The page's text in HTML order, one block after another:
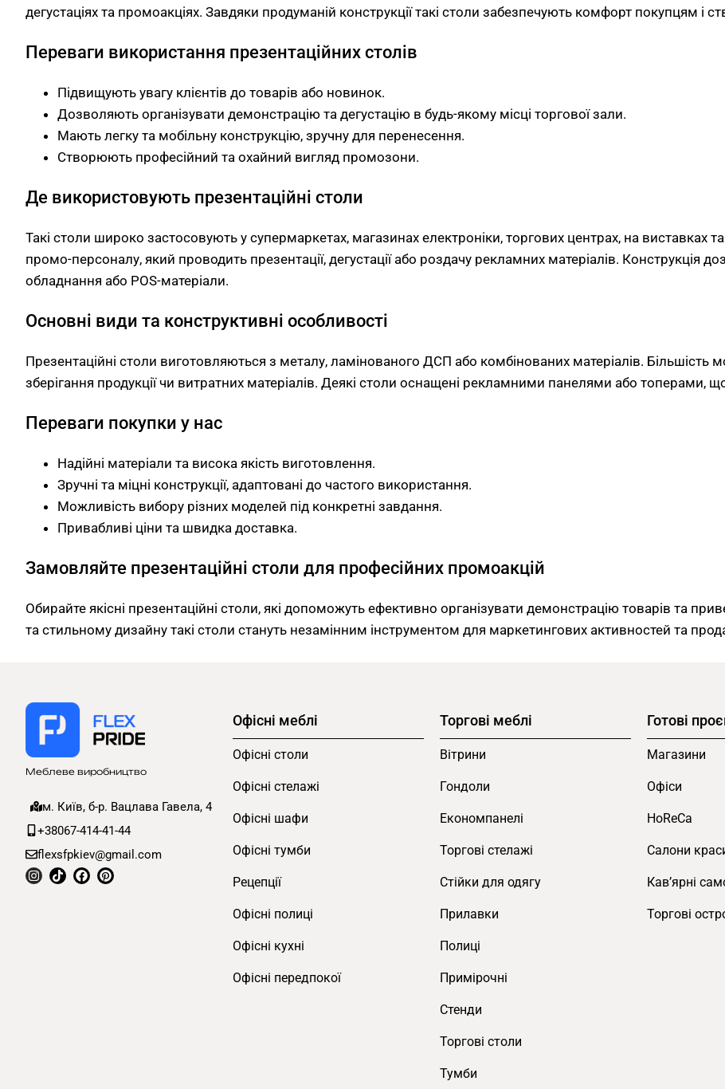
дегустаціях та промоакціях. Завдяки продуманій конструкції такі столи забезпечують комфорт покупцям і
Переваги використання презентаційних столів
Підвищують увагу клієнтів до товарів або новинок.
Дозволяють організувати демонстрацію та дегустацію в будь-якому місці торгової зали.
Мають легку та мобільну конструкцію, зручну для перенесення.
Створюють професійний та охайний вигляд промозони.
Де використовують презентаційні столи
Такі столи широко застосовують у супермаркетах, магазинах електроніки, торгових центрах, на виставках
промо-персоналу, який проводить презентації, дегустації або роздачу рекламних матеріалів. Конструкція
обладнання або POS-матеріали.
Основні види та конструктивні особливості
Презентаційні столи виготовляються з металу, ламінованого ДСП або комбінованих матеріалів.
зберігання продукції чи витратних матеріалів. Деякі столи оснащені рекламними панелями або топерами,
Переваги покупки у нас
Надійні матеріали та висока якість виготовлення.
Зручні та міцні конструкції, адаптовані до частого використання.
Можливість вибору різних моделей під конкретні завдання.
Привабливі ціни та швидка доставка.
Замовляйте презентаційні столи для професійних промоакцій
Обирайте якісні презентаційні столи, які допоможуть ефективно організувати демонстрацію товарів та
та стильному дизайну такі столи стануть незамінним інструментом для маркетингових активностей та
Меблеве виробництво
м. Київ, б-р. Вацлава Гавела, 4
+38067-414-41-44
flexsfpkiev@gmail.com
Офісні меблі
Офісні столи
Офісні стелажі
Офісні шафи
Офісні тумби
Рецепції
Офісні полиці
Офісні кухні
Офісні передпокої
Торгові меблі
Вітрини
Гондоли
Економпанелі
Торгові стелажі
Cтійки для одягу
Прилавки
Полиці
Примірочні
Стенди
Торгові столи
Тумби
Готові
Магазини
Офіси
HoReCa
Салони
Кав’ярні
Торгові